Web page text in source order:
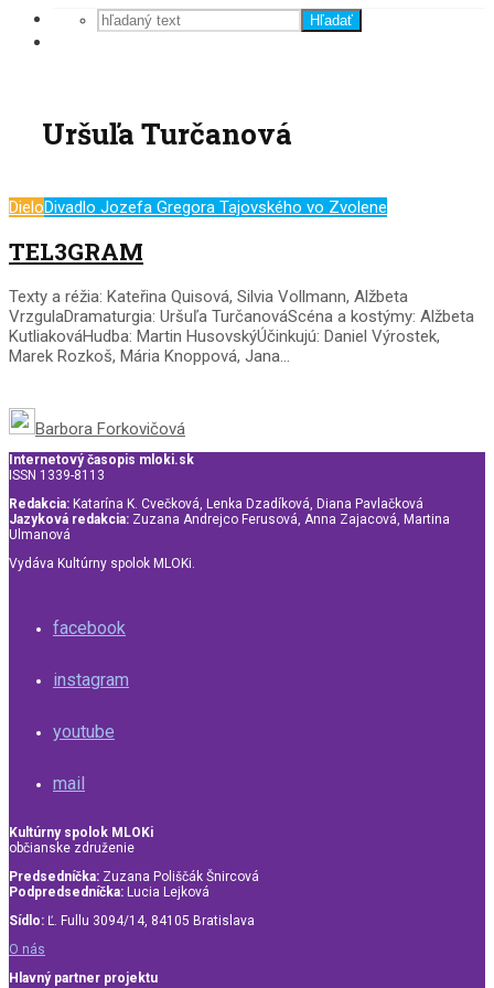
Hľadať
Uršuľa Turčanová
DieloDivadlo Jozefa Gregora Tajovského vo Zvolene
TEL3GRAM
Texty a réžia: Kateřina Quisová, Silvia Vollmann, Alžbeta
VrzgulaDramaturgia: Uršuľa TurčanováScéna a kostýmy: Alžbeta
KutliakováHudba: Martin HusovskýÚčinkujú: Daniel Výrostek,
Marek Rozkoš, Mária Knoppová, Jana...
Barbora Forkovičová
Internetový časopis mloki.sk
ISSN 1339-8113
Redakcia: Katarína K. Cvečková, Lenka Dzadíková, Diana Pavlačková
Jazyková redakcia: Zuzana Andrejco Ferusová, Anna Zajacová, Martina
Ulmanová
Vydáva Kultúrny spolok MLOKi.
facebook
instagram
youtube
mail
Kultúrny spolok MLOKi
občianske združenie
Predsedníčka: Zuzana Poliščák Šnircová
Podpredsedníčka: Lucia Lejková
Sídlo: Ľ. Fullu 3094/14, 84105 Bratislava
O nás
Hlavný partner projektu